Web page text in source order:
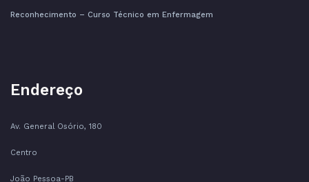
Reconhecimento – Curso Técnico em Enfermagem
Endereço
Av. General Osório, 180
Centro
João Pessoa-PB